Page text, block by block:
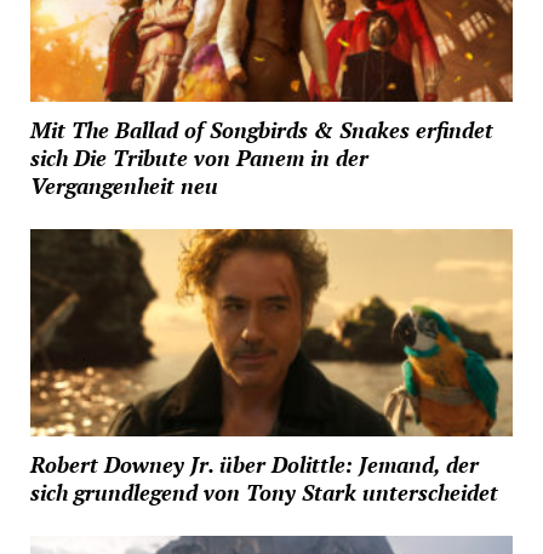
Mit The Ballad of Songbirds & Snakes erfindet
sich Die Tribute von Panem in der
Vergangenheit neu
Robert Downey Jr. über Dolittle: Jemand, der
sich grundlegend von Tony Stark unterscheidet